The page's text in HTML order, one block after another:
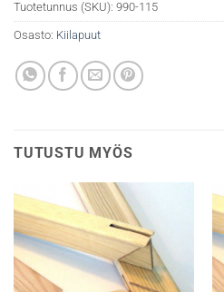
Tuotetunnus (SKU): 990-115
Osasto: Kiilapuut
TUTUSTU MYÖS